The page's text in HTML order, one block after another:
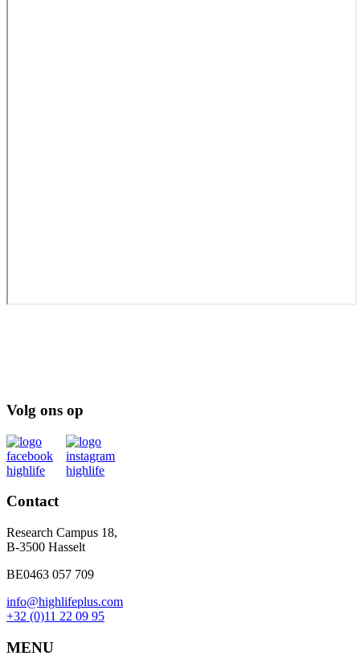
Volg ons op
Contact
Research Campus 18,
B-3500 Hasselt
BE0463 057 709
info@highlifeplus.com
+32 (0)11 22 09 95
MENU